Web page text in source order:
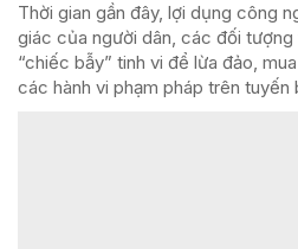
Thời gian gần đây, lợi dụng công
giác của người dân, các đối tượng
“chiếc bẫy” tinh vi để lừa đảo,
các hành vi phạm pháp trên tuyến